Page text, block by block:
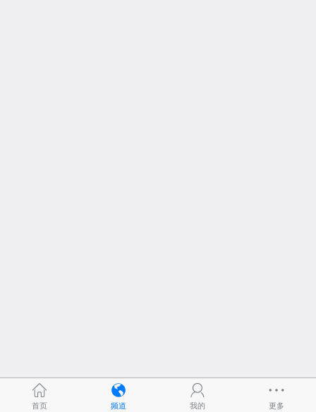
首页 频道 我的 更多